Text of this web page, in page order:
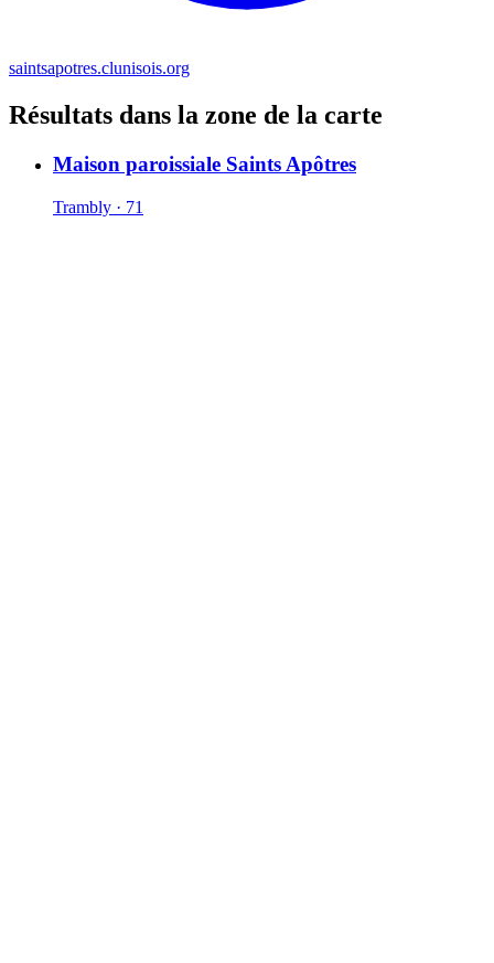
saintsapotres.clunisois.org
Résultats dans la zone de la carte
Maison paroissiale Saints Apôtres
Trambly · 71